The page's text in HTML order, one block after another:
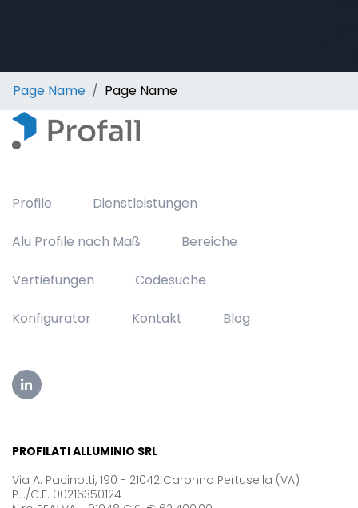
Page Name Page Name
Profile Dienstleistungen
Alu Profile nach Maß Bereiche
Vertiefungen Codesuche
Konfigurator Kontakt Blog
PROFILATI ALLUMINIO SRL
Via A. Pacinotti, 190 - 21042 Caronno Pertusella (VA)
P.I./C.F. 00216350124